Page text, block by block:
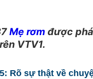
Mẹ rơm được
VTV1.
Rõ sự thật về